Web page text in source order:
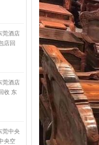
莞酒店
店回
莞酒店
收 东
莞中央
央空